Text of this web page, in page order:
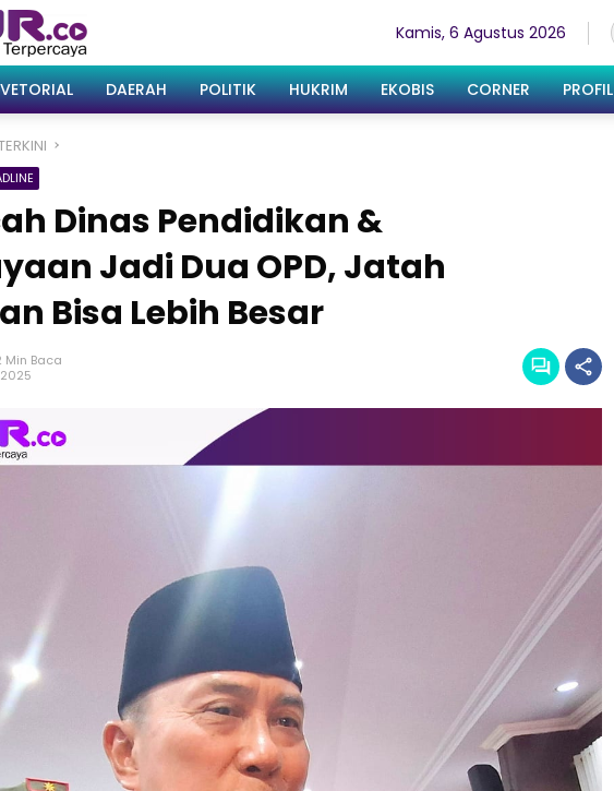
Kamis, 6 Agustus 2026
DAERAH POLITIK HUKRIM EKOBIS CORNER PROFIL
Dinas Pendidikan &
Jadi Dua OPD, Jatah
Bisa Lebih Besar
Min Baca